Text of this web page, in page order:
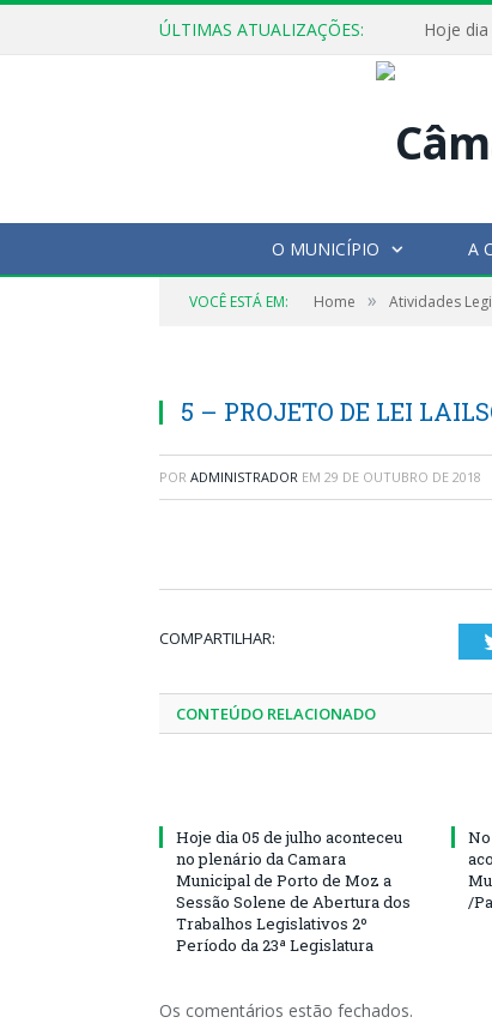
ÚLTIMAS ATUALIZAÇÕES:
O MUNICÍPIO A
VOCÊ ESTÁ EM: Home » Atividades
5 – PROJETO DE LEI
POR ADMINISTRADOR EM 29 DE OUTUBRO DE 2018
COMPARTILHAR:
CONTEÚDO RELACIONADO
Hoje dia 05 de julho aconteceu
no plenário da Camara
Municipal de Porto de Moz a
Sessão Solene de Abertura dos
Trabalhos Legislativos 2º
Período da 23ª Legislatura
No
/
Os comentários estão fechados.